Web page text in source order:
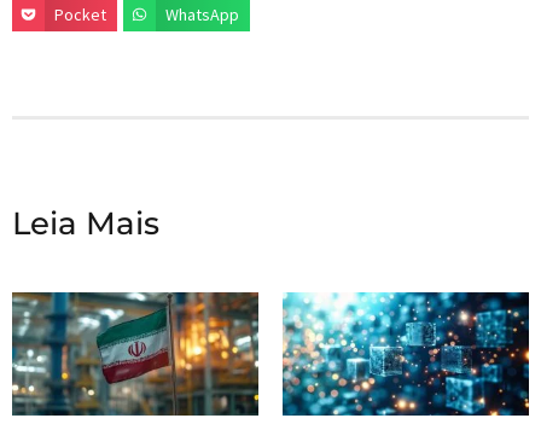
Pocket
WhatsApp
Leia Mais